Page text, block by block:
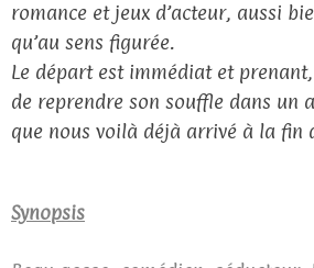
romance et jeux d’acteur, aussi
qu’au sens figurée.
Le départ est immédiat et
de reprendre son souffle dans un
que nous voilà déjà arrivé à la fin
Synopsis